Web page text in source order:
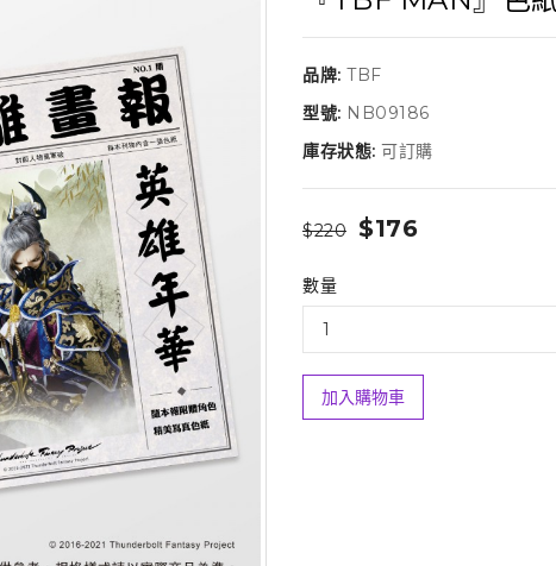
品牌: TBF
型號: NB09186
庫存狀態: 可訂購
$220 $176
數量
加入購物車